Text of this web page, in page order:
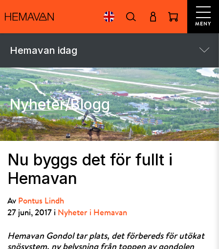
MENY
Hemavan idag
Nyheter/Blogg
Nu byggs det för fullt i
Hemavan
Av Pontus Lindh
27 juni, 2017 i Nyheter i Hemavan
Hemavan Gondol tar plats, det förbereds för utökat